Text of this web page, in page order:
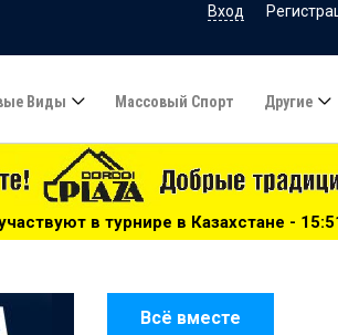
Вход
Виды Массовый Спорт Другие
- 15:51 ***Сборную
Всё вместе